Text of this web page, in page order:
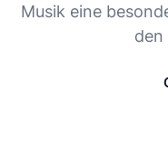
Musik eine
den